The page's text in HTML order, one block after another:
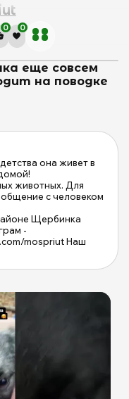
0 0
еще совсем
на поводке
она живет в
животных. Для
с человеком
Щербинка
-
mospriut Наш